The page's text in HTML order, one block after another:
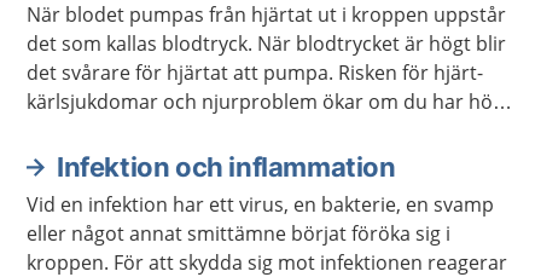
När blodet pumpas från hjärtat ut i kroppen uppstår
det som kallas blodtryck. När blodtrycket är högt blir
det svårare för hjärtat att pumpa. Risken för hjärt-
kärlsjukdomar och njurproblem ökar om du har högt
levnadsvanor om du bara har en lätt förhöjning av
Infektion och inflammation
Vid en infektion har ett virus, en bakterie, en svamp
eller något annat smittämne börjat föröka sig i
kroppen. För att skydda sig mot infektionen reagerar